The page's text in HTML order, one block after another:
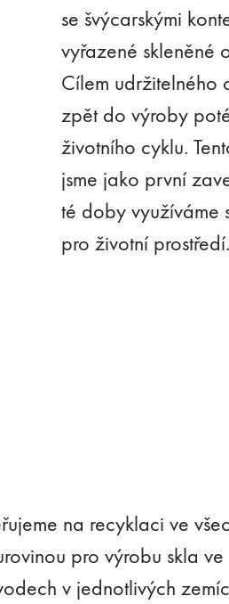
se švýcarskými
vyřazené skleněné
Cílem udržitelného
zpět do výroby
životního cyklu.
jsme jako první
té doby využíváme
pro životní prostředí.
na recyklaci ve
pro výrobu skla
v jednotlivých